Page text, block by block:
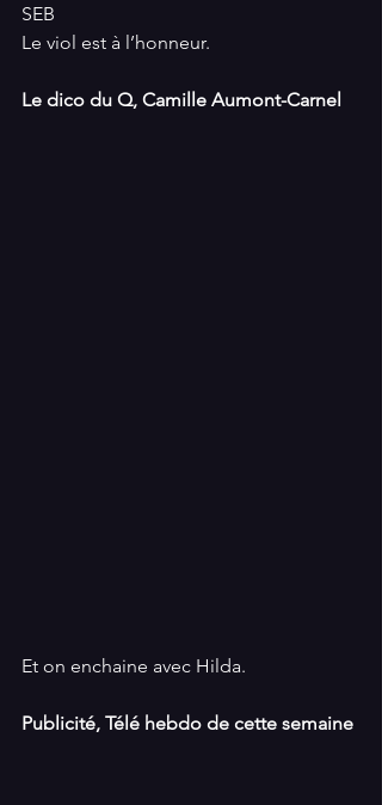
SEB
Le viol est à l’honneur.
Le dico du Q, Camille Aumont-Carnel
Et on enchaine avec Hilda.
Publicité, Télé hebdo de cette semaine